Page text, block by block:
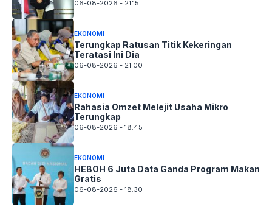
06-08-2026 - 21.15
EKONOMI
Terungkap Ratusan Titik Kekeringan
Teratasi Ini Dia
06-08-2026 - 21.00
EKONOMI
Rahasia Omzet Melejit Usaha Mikro
Terungkap
06-08-2026 - 18.45
EKONOMI
HEBOH 6 Juta Data Ganda Program Makan
Gratis
06-08-2026 - 18.30